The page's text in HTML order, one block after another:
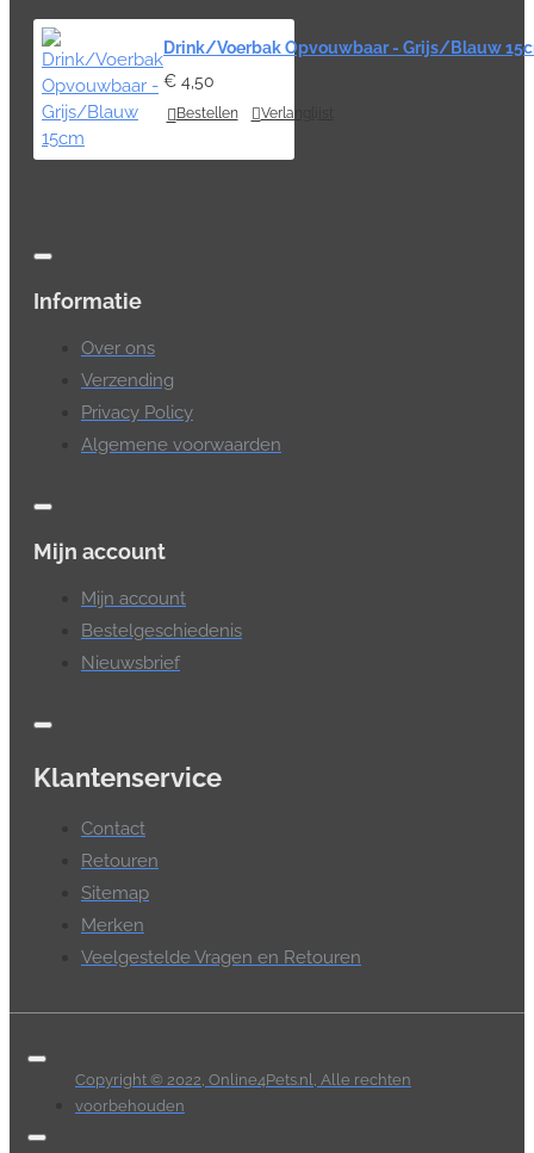
Drink/Voerbak Opvouwbaar - Grijs/Blauw
€ 4,50
Bestellen Verlanglijst
Informatie
Over ons
Verzending
Privacy Policy
Algemene voorwaarden
Mijn account
Mijn account
Bestelgeschiedenis
Nieuwsbrief
Klantenservice
Contact
Retouren
Sitemap
Merken
Veelgestelde Vragen en Retouren
Copyright © 2022, Online4Pets.nl, Alle rechten
voorbehouden